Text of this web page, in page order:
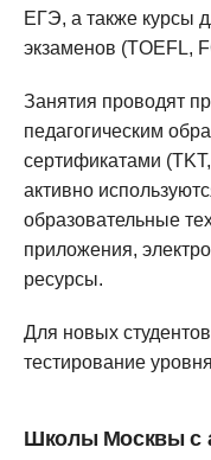
ЕГЭ, а также курсы
экзаменов (TOEFL,
Занятия проводят
педагогическим
сертификатами
активно
образовательные
приложения,
ресурсы.
Для новых
тестирование
Школы Москвы с